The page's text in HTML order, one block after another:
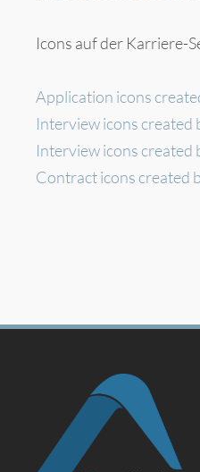
Icons auf der Karriere-
Application icons
Interview icons created
Interview icons created
Contract icons created